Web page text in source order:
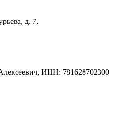
д. 7,
ИНН: 781628702300